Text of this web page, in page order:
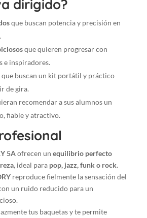
dirigido?
que buscan potencia y precisión en
que quieren progresar con
e inspiradores.
que buscan un kit portátil y práctico
de gira.
recomendar a sus alumnos un
fiable y atractivo.
5Aofrecen unequilibrio perfecto
, ideal para pop, jazz, funk o rock.
reproduce fielmente la sensación del
un ruido reducido para un
tus baquetas y te permite